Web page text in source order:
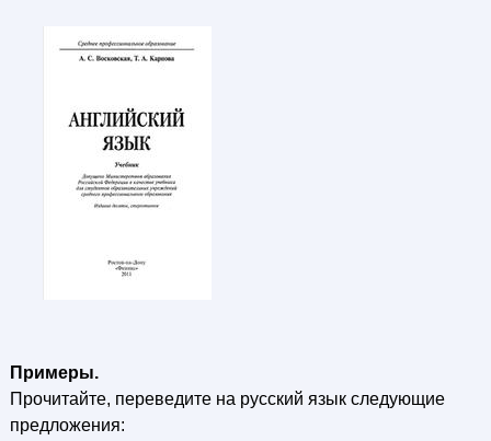
Примеры.
Прочитайте, переведите на русский язык следующие
предложения: